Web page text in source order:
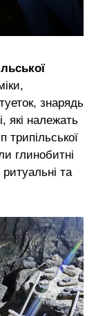
знарядь
які належать
трипільської
глинобитні
та